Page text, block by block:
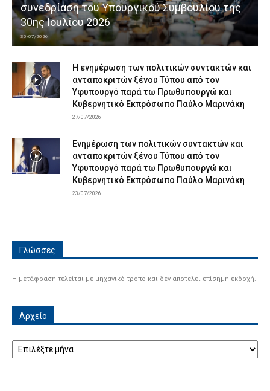
συνεδρίαση του Υπουργικού Συμβουλίου της
30ης Ιουλίου 2026
30/07/2026
Η ενημέρωση των πολιτικών συντακτών και
ανταποκριτών ξένου Τύπου από τον
Υφυπουργό παρά τω Πρωθυπουργώ και
Κυβερνητικό Εκπρόσωπο Παύλο Μαρινάκη
27/07/2026
Ενημέρωση των πολιτικών συντακτών και
ανταποκριτών ξένου Τύπου από τον
Υφυπουργό παρά τω Πρωθυπουργώ και
Κυβερνητικό Εκπρόσωπο Παύλο Μαρινάκη
23/07/2026
Γλώσσες
Η μετάφραση τελείται με μηχανικό τρόπο και δεν αποτελεί επίσημη εκδοχή.
Αρχείο